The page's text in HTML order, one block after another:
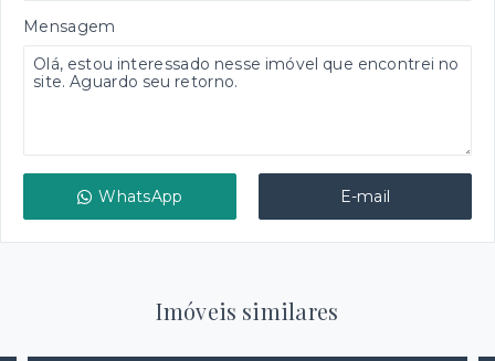
Mensagem
WhatsApp E-mail
Imóveis similares